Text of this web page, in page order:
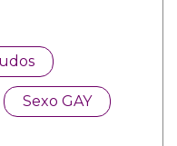
Sexo GAY